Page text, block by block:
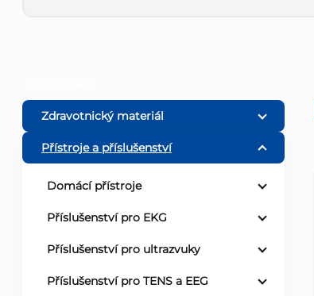
o
s
Zdravotnický materiál
Přístroje a příslušenství
Domácí přístroje
Příslušenství pro EKG
Příslušenství pro ultrazvuky
Příslušenství pro TENS a EEG